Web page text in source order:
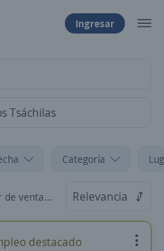
Ingresar
Categoría
de los Tsáchilas Relevancia
destacado